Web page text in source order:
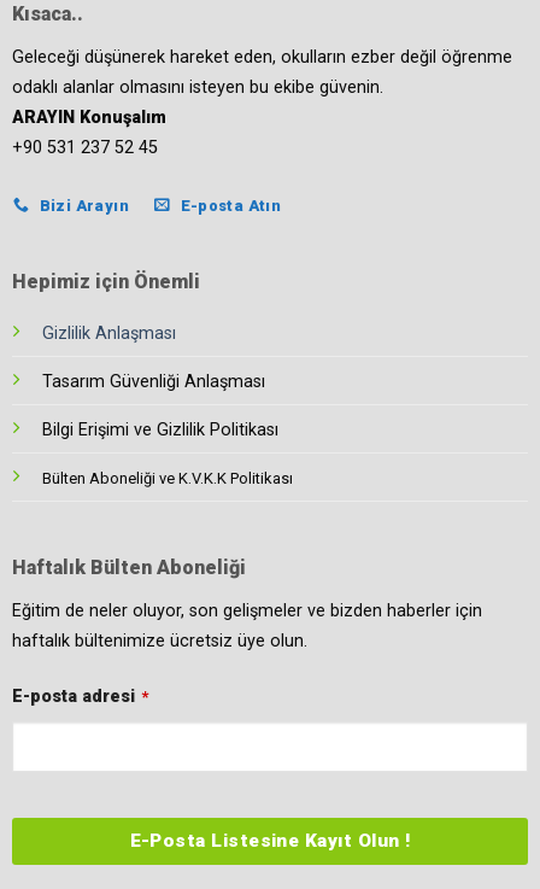
Kısaca..
Geleceği düşünerek hareket eden, okulların ezber değil öğrenme
odaklı alanlar olmasını isteyen bu ekibe güvenin.
ARAYIN Konuşalım
+90 531 237 52 45
Bizi Arayın E-posta Atın
Hepimiz için Önemli
Gizlilik Anlaşması
Tasarım Güvenliği Anlaşması
Bilgi Erişimi ve Gizlilik Politikası
Bülten Aboneliği ve K.V.K.K Politikası
Haftalık Bülten Aboneliği
Eğitim de neler oluyor, son gelişmeler ve bizden haberler için
haftalık bültenimize ücretsiz üye olun.
E-posta adresi *
E-Posta Listesine Kayıt Olun !